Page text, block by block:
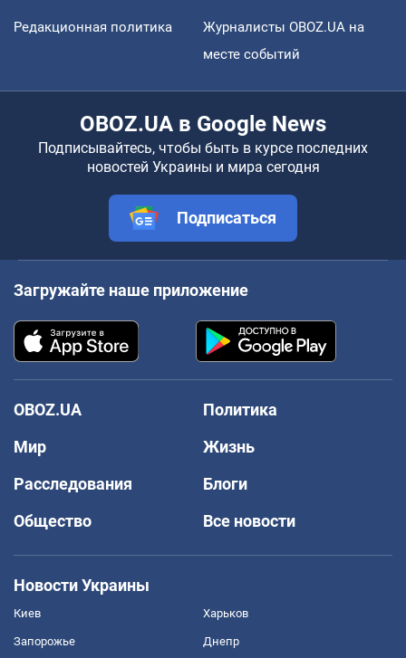
Редакционная политика
Журналисты OBOZ.UA на
месте событий
OBOZ.UA в Google News
Подписывайтесь, чтобы быть в курсе последних
новостей Украины и мира сегодня
Подписаться
Загружайте наше приложение
OBOZ.UA
Политика
Мир
Жизнь
Расследования
Блоги
Общество
Все новости
Новости Украины
Киев Харьков
Запорожье Днепр